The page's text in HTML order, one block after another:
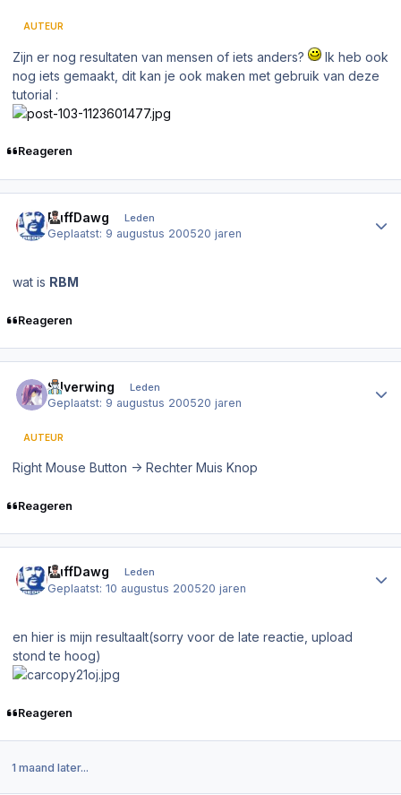
AUTEUR
Zijn er nog resultaten van mensen of iets anders?
Ik heb ook
nog iets gemaakt, dit kan je ook maken met gebruik van deze
tutorial :
Reageren
PuffDawg Leden
Geplaatst: 9 augustus 200520 jaren
wat is RBM
Reageren
Silverwing Leden
Geplaatst: 9 augustus 200520 jaren
AUTEUR
Right Mouse Button -> Rechter Muis Knop
Reageren
PuffDawg Leden
Geplaatst:10 augustus 200520 jaren
en hier is mijn resultaalt(sorry voor de late reactie, upload
stond te hoog)
Reageren
1 maand later...